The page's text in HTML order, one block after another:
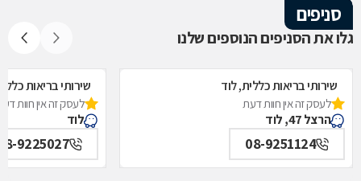
סניפים
גלו את הסניפים הנוספים שלנו
שירותי בריאות כללית, לוד
לעסק זה אין חוות דעת
הרצל 47, לוד
08-9251124
שירותי בריאות
לעסק זה אין חוות
לוד
9225027